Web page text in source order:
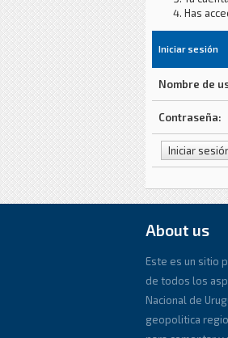
Has
Iniciar sesión
Nombre de
Contraseña:
About us
Este es un sitio
de todos los
Nacional de
geopolitica